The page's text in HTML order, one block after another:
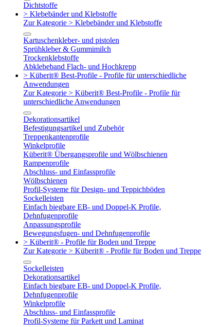
Dichtstoffe
> Klebebänder und Klebstoffe
Zur Kategorie > Klebebänder und Klebstoffe
Kartuschenkleber- und pistolen
Sprühkleber & Gummimilch
Trockenklebstoffe
Abklebeband Flach- und Hochkrepp
> Küberit® Best-Profile - Profile für unterschiedliche
Anwendungen
Zur Kategorie > Küberit® Best-Profile - Profile für
unterschiedliche Anwendungen
Dekorationsartikel
Befestigungsartikel und Zubehör
Treppenkantenprofile
Winkelprofile
Küberit® Übergangsprofile und Wölbschienen
Rampenprofile
Abschluss- und Einfassprofile
Wölbschienen
Profil-Systeme für Design- und Teppichböden
Sockelleisten
Einfach biegbare EB- und Doppel-K Profile,
Dehnfugenprofile
Anpassungsprofile
Bewegungsfugen- und Dehnfugenprofile
> Küberit® - Profile für Boden und Treppe
Zur Kategorie > Küberit® - Profile für Boden und Treppe
Sockelleisten
Dekorationsartikel
Einfach biegbare EB- und Doppel-K Profile,
Dehnfugenprofile
Winkelprofile
Abschluss- und Einfassprofile
Profil-Systeme für Parkett und Laminat